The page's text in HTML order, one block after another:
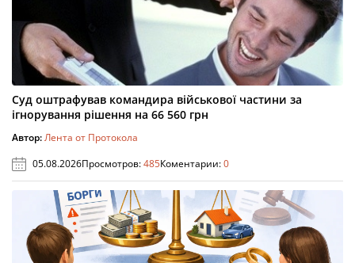
Суд оштрафував командира військової частини за
ігнорування рішення на 66 560 грн
Автор:Лента от Протокола
05.08.2026Просмотров:485Коментарии:0